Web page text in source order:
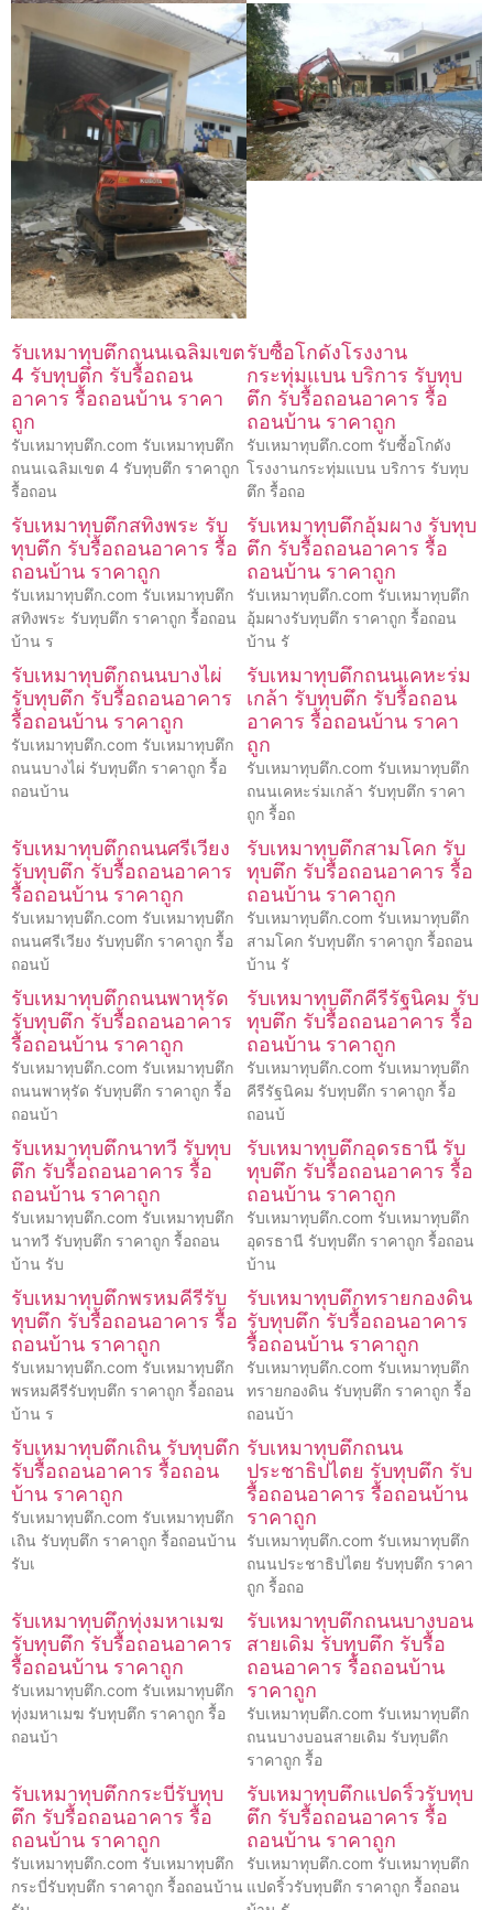
รับเหมาทุบตึกถนนเฉลิมเขต
4 รับทุบตึก รับรื้อถอน
อาคาร รื้อถอนบ้าน ราคา
ถูก
รับเหมาทุบตึก.com รับเหมาทุบตึก
ถนนเฉลิมเขต 4 รับทุบตึก ราคาถูก
รื้อถอน
รับซื้อโกดังโรงงาน
กระทุ่มแบน บริการ รับทุบ
ตึก รับรื้อถอนอาคาร รื้อ
ถอนบ้าน ราคาถูก
รับเหมาทุบตึก.com รับซื้อโกดัง
โรงงานกระทุ่มแบน บริการ รับทุบ
ตึก รื้อถอ
รับเหมาทุบตึกสทิงพระ รับ
ทุบตึก รับรื้อถอนอาคาร รื้อ
ถอนบ้าน ราคาถูก
รับเหมาทุบตึก.com รับเหมาทุบตึก
สทิงพระ รับทุบตึก ราคาถูก รื้อถอน
บ้าน ร
รับเหมาทุบตึกอุ้มผาง รับทุบ
ตึก รับรื้อถอนอาคาร รื้อ
ถอนบ้าน ราคาถูก
รับเหมาทุบตึก.com รับเหมาทุบตึก
อุ้มผางรับทุบตึก ราคาถูก รื้อถอน
บ้าน รั
รับเหมาทุบตึกถนนบางไผ่
รับทุบตึก รับรื้อถอนอาคาร
รื้อถอนบ้าน ราคาถูก
รับเหมาทุบตึก.com รับเหมาทุบตึก
ถนนบางไผ่ รับทุบตึก ราคาถูก รื้อ
ถอนบ้าน
รับเหมาทุบตึกถนนเคหะร่ม
เกล้า รับทุบตึก รับรื้อถอน
อาคาร รื้อถอนบ้าน ราคา
ถูก
รับเหมาทุบตึก.com รับเหมาทุบตึก
ถนนเคหะร่มเกล้า รับทุบตึก ราคา
ถูก รื้อถ
รับเหมาทุบตึกถนนศรีเวียง
รับทุบตึก รับรื้อถอนอาคาร
รื้อถอนบ้าน ราคาถูก
รับเหมาทุบตึก.com รับเหมาทุบตึก
ถนนศรีเวียง รับทุบตึก ราคาถูก รื้อ
ถอนบ้
รับเหมาทุบตึกสามโคก รับ
ทุบตึก รับรื้อถอนอาคาร รื้อ
ถอนบ้าน ราคาถูก
รับเหมาทุบตึก.com รับเหมาทุบตึก
สามโคก รับทุบตึก ราคาถูก รื้อถอน
บ้าน รั
รับเหมาทุบตึกถนนพาหุรัด
รับทุบตึก รับรื้อถอนอาคาร
รื้อถอนบ้าน ราคาถูก
รับเหมาทุบตึก.com รับเหมาทุบตึก
ถนนพาหุรัด รับทุบตึก ราคาถูก รื้อ
ถอนบ้า
รับเหมาทุบตึกคีรีรัฐนิคม รับ
ทุบตึก รับรื้อถอนอาคาร รื้อ
ถอนบ้าน ราคาถูก
รับเหมาทุบตึก.com รับเหมาทุบตึก
คีรีรัฐนิคม รับทุบตึก ราคาถูก รื้อ
ถอนบ้
รับเหมาทุบตึกนาทวี รับทุบ
ตึก รับรื้อถอนอาคาร รื้อ
ถอนบ้าน ราคาถูก
รับเหมาทุบตึก.com รับเหมาทุบตึก
นาทวี รับทุบตึก ราคาถูก รื้อถอน
บ้าน รับ
รับเหมาทุบตึกอุดรธานี รับ
ทุบตึก รับรื้อถอนอาคาร รื้อ
ถอนบ้าน ราคาถูก
รับเหมาทุบตึก.com รับเหมาทุบตึก
อุดรธานี รับทุบตึก ราคาถูก รื้อถอน
บ้าน
รับเหมาทุบตึกพรหมคีรีรับ
ทุบตึก รับรื้อถอนอาคาร รื้อ
ถอนบ้าน ราคาถูก
รับเหมาทุบตึก.com รับเหมาทุบตึก
พรหมคีรีรับทุบตึก ราคาถูก รื้อถอน
บ้าน ร
รับเหมาทุบตึกทรายกองดิน
รับทุบตึก รับรื้อถอนอาคาร
รื้อถอนบ้าน ราคาถูก
รับเหมาทุบตึก.com รับเหมาทุบตึก
ทรายกองดิน รับทุบตึก ราคาถูก รื้อ
ถอนบ้า
รับเหมาทุบตึกเถิน รับทุบตึก
รับรื้อถอนอาคาร รื้อถอน
บ้าน ราคาถูก
รับเหมาทุบตึก.com รับเหมาทุบตึก
เถิน รับทุบตึก ราคาถูก รื้อถอนบ้าน
รับเ
รับเหมาทุบตึกถนน
ประชาธิปไตย รับทุบตึก รับ
รื้อถอนอาคาร รื้อถอนบ้าน
ราคาถูก
รับเหมาทุบตึก.com รับเหมาทุบตึก
ถนนประชาธิปไตย รับทุบตึก ราคา
ถูก รื้อถอ
รับเหมาทุบตึกทุ่งมหาเมฆ
รับทุบตึก รับรื้อถอนอาคาร
รื้อถอนบ้าน ราคาถูก
รับเหมาทุบตึก.com รับเหมาทุบตึก
ทุ่งมหาเมฆ รับทุบตึก ราคาถูก รื้อ
ถอนบ้า
รับเหมาทุบตึกถนนบางบอน
สายเดิม รับทุบตึก รับรื้อ
ถอนอาคาร รื้อถอนบ้าน
ราคาถูก
รับเหมาทุบตึก.com รับเหมาทุบตึก
ถนนบางบอนสายเดิม รับทุบตึก
ราคาถูก รื้อ
รับเหมาทุบตึกกระบี่รับทุบ
ตึก รับรื้อถอนอาคาร รื้อ
ถอนบ้าน ราคาถูก
รับเหมาทุบตึก.com รับเหมาทุบตึก
กระบี่รับทุบตึก ราคาถูก รื้อถอนบ้าน
รับเหมาทุบตึกแปดริ้วรับทุบ
ตึก รับรื้อถอนอาคาร รื้อ
ถอนบ้าน ราคาถูก
รับเหมาทุบตึก.com รับเหมาทุบตึก
แปดริ้วรับทุบตึก ราคาถูก รื้อถอน